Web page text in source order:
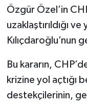
Özgür Özel’in
uzaklaştırıldığı
Kılıçdaroğlu’nun
Bu kararın,
krizine yol açtığı
destekçilerinin,